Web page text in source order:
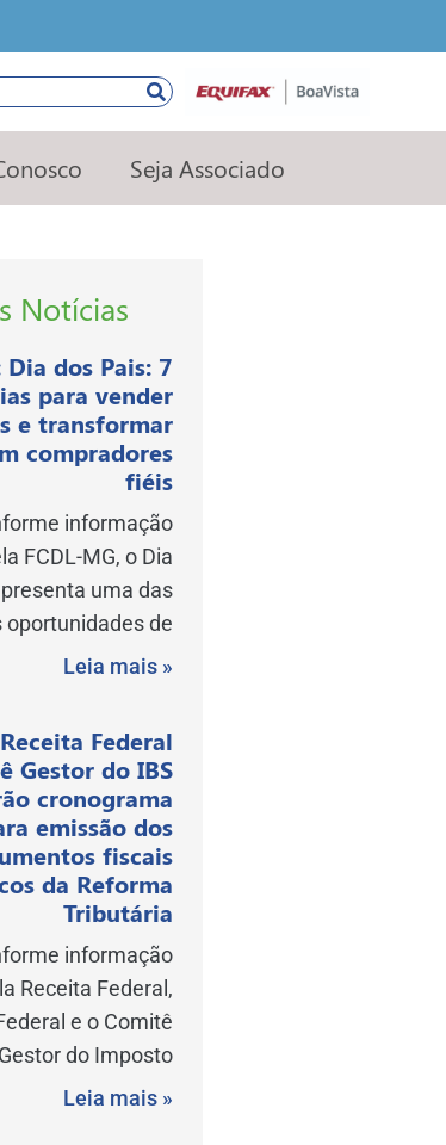
Seja Associado
Notícias
Dia dos Pais: 7
para vender
e transformar
compradores
fiéis
informação
FCDL-MG, o Dia
uma das
oportunidades de
Leia mais »
Federal
Gestor do IBS
cronograma
emissão dos
fiscais
da Reforma
Tributária
informação
Receita Federal,
e o Comitê
Gestor do Imposto
Leia mais »